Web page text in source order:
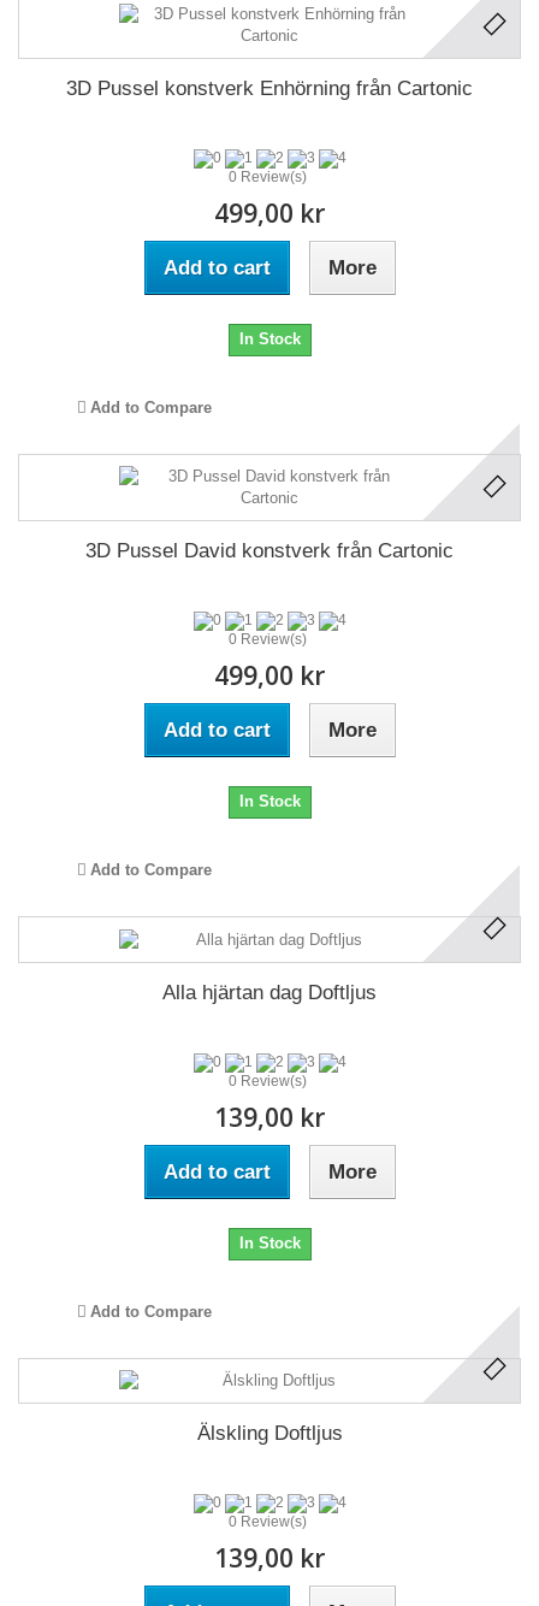
3D Pussel konstverk Enhörning från Cartonic
0 Review(s)
499,00 kr
Add to cart More
In Stock
Add to Compare
3D Pussel David konstverk från Cartonic
0 Review(s)
499,00 kr
Add to cart More
In Stock
Add to Compare
Alla hjärtan dag Doftljus
0 Review(s)
139,00 kr
Add to cart More
In Stock
Add to Compare
Älskling Doftljus
0 Review(s)
139,00 kr